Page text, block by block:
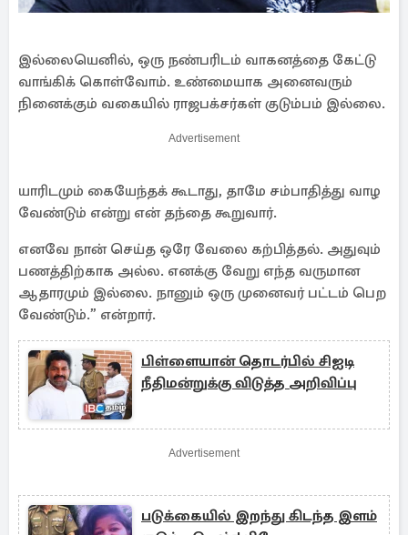
இல்லையெனில், ஒரு நண்பரிடம் வாகனத்தை கேட்டு
வாங்கிக் கொள்வோம். உண்மையாக அனைவரும்
நினைக்கும் வகையில் ராஜபக்சர்கள் குடும்பம் இல்லை.
Advertisement
யாரிடமும் கையேந்தக் கூடாது, தாமே சம்பாதித்து வாழ
வேண்டும் என்று என் தந்தை கூறுவார்.
எனவே நான் செய்த ஒரே வேலை கற்பித்தல். அதுவும்
பணத்திற்காக அல்ல. எனக்கு வேறு எந்த வருமான
ஆதாரமும் இல்லை. நானும் ஒரு முனைவர் பட்டம் பெற
வேண்டும்.” என்றார்.
பிள்ளையான் தொடர்பில் சிஐடி
நீதிமன்றுக்கு விடுத்த அறிவிப்பு
Advertisement
படுக்கையில் இறந்து கிடந்த இளம்